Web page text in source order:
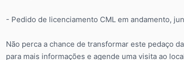
- Pedido de licenciamento CML em andamento,
Não perca a chance de transformar este pedaço
para mais informações e agende uma visita ao